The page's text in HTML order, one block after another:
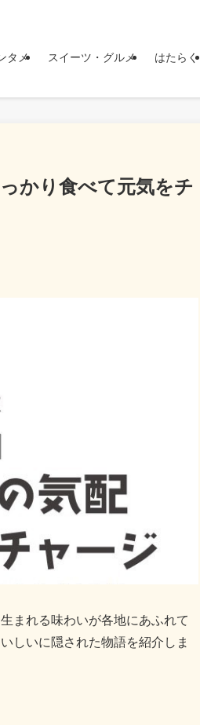
タメ スイーツ・グルメ はたらく
かり食べて元気をチ
まれる味わいが各地にあふれて
しいに隠された物語を紹介しま